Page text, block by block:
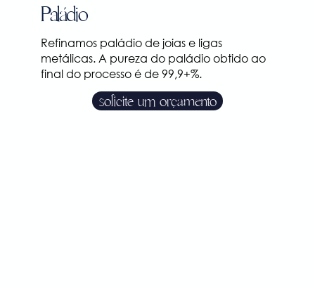
Paládio
Refinamos paládio de joias e ligas
metálicas. A pureza do paládio obtido ao
final do processo é de 99,9+%.
solicite um orçamento